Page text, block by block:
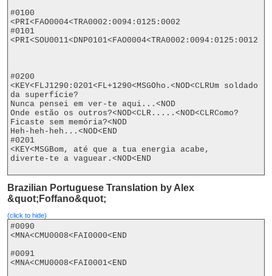
#0100
<PRI<FAO0004<TRA0002:0094:0125:0002
#0101
<PRI<SOU0011<DNP0101<FAO0004<TRA0002:0094:0125:0012
#0200
<KEY<FLJ1290:0201<FL+1290<MSGOho.<NOD<CLRUm soldado
da superfície?
Nunca pensei em ver-te aqui...<NOD
Onde estão os outros?<NOD<CLR.....<NOD<CLRComo?
Ficaste sem memória?<NOD
Heh-heh-heh...<NOD<END
#0201
<KEY<MSGBom, até que a tua energia acabe,
diverte-te a vaguear.<NOD<END
Brazilian Portuguese Translation by Alex
&quot;Foffano&quot;
(click to hide)
#0090
<MNA<CMU0008<FAI0000<END
#0091
<MNA<CMU0008<FAI0001<END